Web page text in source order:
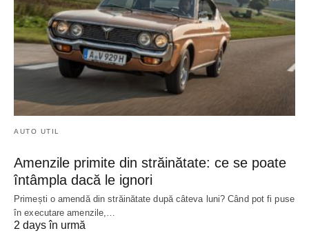
AUTO UTIL
Amenzile primite din străinătate: ce se poate
întâmpla dacă le ignori
Primești o amendă din străinătate după câteva luni? Când pot fi puse
în executare amenzile,…
2 days în urmă